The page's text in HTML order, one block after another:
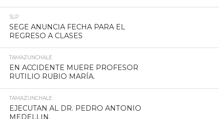
SLP
SEGE ANUNCIA FECHA PARA EL
REGRESO A CLASES
TAMAZUNCHALE
EN ACCIDENTE MUERE PROFESOR
RUTILIO RUBIO MARÍA.
TAMAZUNCHALE
EJECUTAN AL DR. PEDRO ANTONIO
MEDELLIN.